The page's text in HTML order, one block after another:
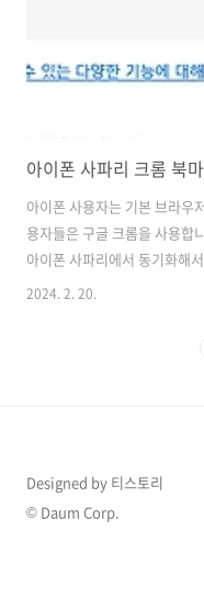
아이폰 사파리 크롬 북
아이폰 사용자는 기본 브라우
용자들은 구글 크롬을 사용합
아이폰 사파리에서 동기화해
스팅에서는 크롬 브라우저에
도 끝까지 보시면 동기화가
2024. 2. 20.
Designed by 티스토리
© Daum Corp.